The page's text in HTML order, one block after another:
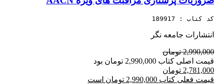
کد کتاب : 189917
انتشارات جامعه نگر
2,990,000 تومان
قیمت اصلی کتاب 2,990,000 تومان بود
2,781,000 تومان
قیمت فعلی کتاب 2,990,000 تومان است